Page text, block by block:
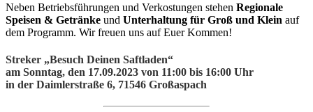
Neben Betriebsführungen und Verkostungen stehen Regionale
Speisen & Getränke und Unterhaltung für Groß und Klein auf
dem Programm. Wir freuen uns auf Euer Kommen!
Streker „Besuch Deinen Saftladen“
am Sonntag, den 17.09.2023 von 11:00 bis 16:00 Uhr
in der Daimlerstraße 6, 71546 Großaspach